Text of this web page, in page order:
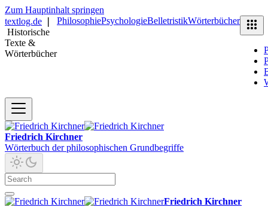
Zum Hauptinhalt springen
textlog.de
Historische
Texte &
Wörterbücher
PhilosophiePsychologieBelletristikWörterbücher
Friedrich Kirchner
Wörterbuch der philosophischen Grundbegriffe
Friedrich Kirchner